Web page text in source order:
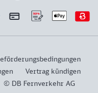
Vertrag kündigen
© DB Fernverkehr AG